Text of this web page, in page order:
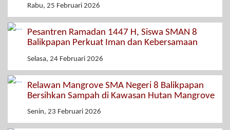
Rabu, 25 Februari 2026
Pesantren Ramadan 1447 H, Siswa SMAN 8
Balikpapan Perkuat Iman dan Kebersamaan
Selasa, 24 Februari 2026
Relawan Mangrove SMA Negeri 8 Balikpapan
Bersihkan Sampah di Kawasan Hutan Mangrove
Senin, 23 Februari 2026